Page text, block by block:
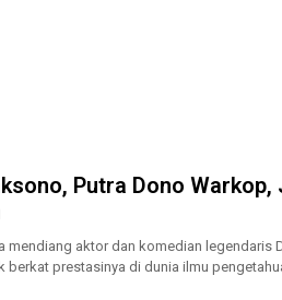
Putra Dono Warkop,
mendiang aktor dan komedian legendaris
berkat prestasinya di dunia ilmu